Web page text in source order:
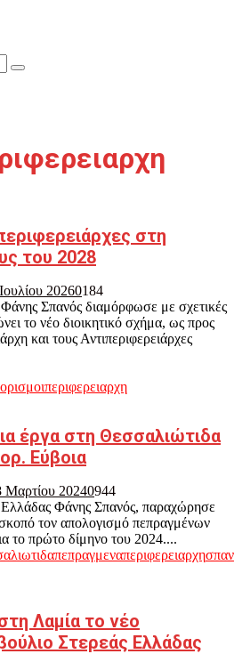
Search
στη
του 2028
20260184
Σπανός διαμόρφωσε με σχετικές
το νέο διοικητικό σχήμα, ως προς
και τους Αντιπεριφερειάρχες
ορισμοιπεριφερειαρχη
έργα στη Θεσσαλιώτιδα
Εύβοια
Μαρτίου 20240944
Φάνης Σπανός, παραχώρησε
τον απολογισμό πεπραγμένων
το πρώτο δίμηνο του 2024....
πεπραγμεναπεριφερειαρχη
Λαμία το νέο
Στερεάς Ελλάδας